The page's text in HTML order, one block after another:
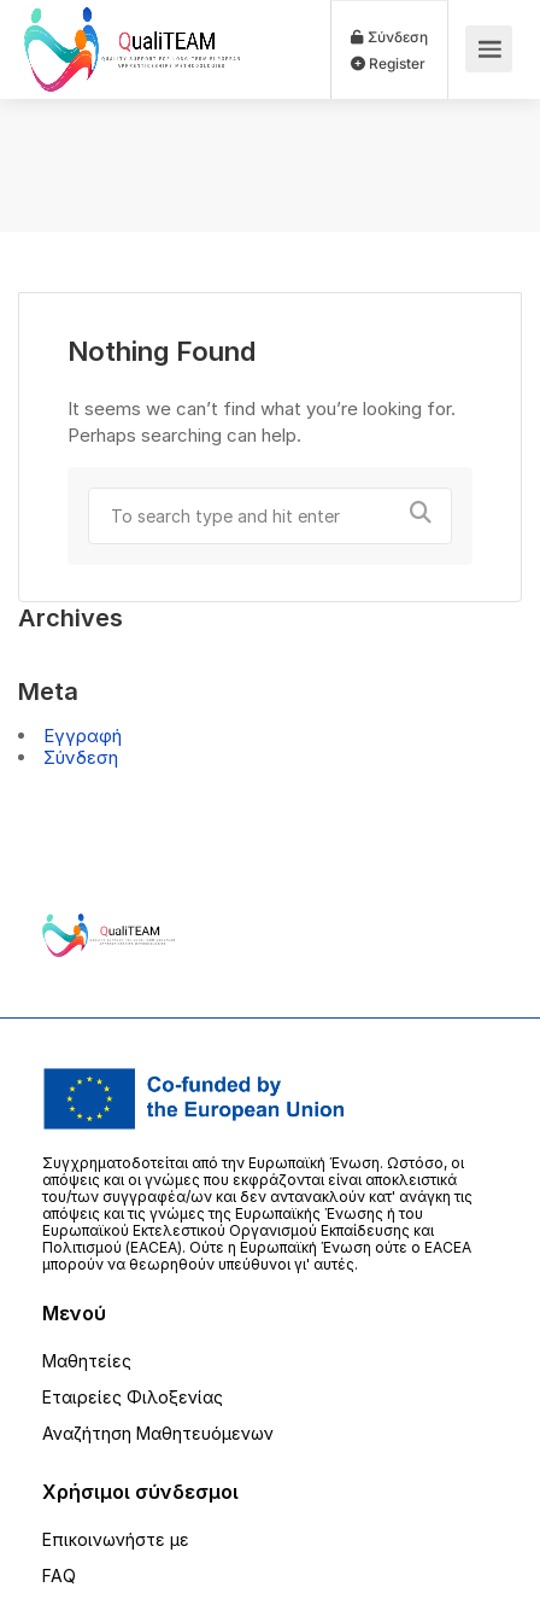
Σύνδεση
Nothing Found
It seems we can’t find what you’re looking for.
Perhaps searching can help.
Archives
Meta
Εγγραφή
Σύνδεση
Συγχρηματοδοτείται από την Ευρωπαϊκή Ένωση. Ωστόσο, οι
απόψεις και οι γνώμες που εκφράζονται είναι αποκλειστικά
του/των συγγραφέα/ων και δεν αντανακλούν κατ' ανάγκη τις
απόψεις και τις γνώμες της Ευρωπαϊκής Ένωσης ή του
Ευρωπαϊκού Εκτελεστικού Οργανισμού Εκπαίδευσης και
Πολιτισμού (EACEA). Ούτε η Ευρωπαϊκή Ένωση ούτε ο EACEA
μπορούν να θεωρηθούν υπεύθυνοι γι' αυτές.
Μενού
Μαθητείες
Εταιρείες Φιλοξενίας
Αναζήτηση Μαθητευόμενων
Χρήσιμοι σύνδεσμοι
Επικοινωνήστε με
FAQ